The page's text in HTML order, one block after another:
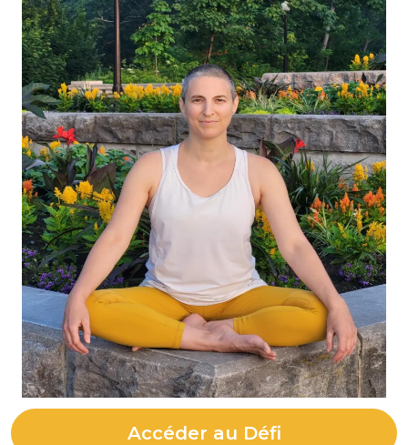
Accéder au Défi